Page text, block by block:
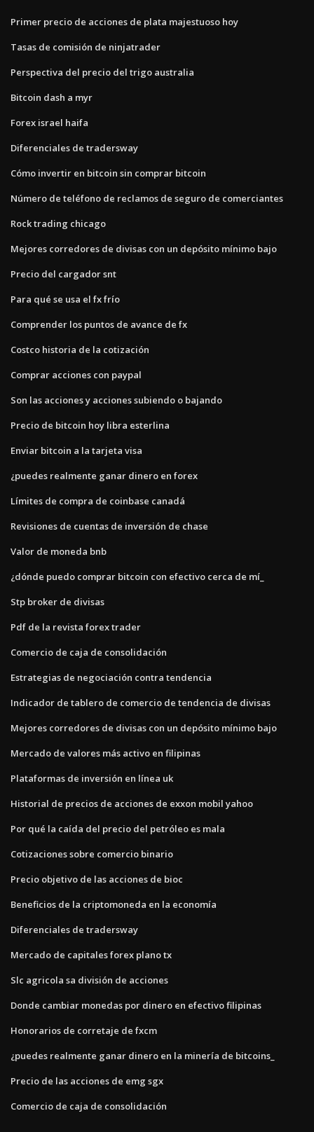
Primer precio de acciones de plata majestuoso hoy
Tasas de comisión de ninjatrader
Perspectiva del precio del trigo australia
Bitcoin dash a myr
Forex israel haifa
Diferenciales de tradersway
Cómo invertir en bitcoin sin comprar bitcoin
Número de teléfono de reclamos de seguro de comerciantes
Rock trading chicago
Mejores corredores de divisas con un depósito mínimo bajo
Precio del cargador snt
Para qué se usa el fx frío
Comprender los puntos de avance de fx
Costco historia de la cotización
Comprar acciones con paypal
Son las acciones y acciones subiendo o bajando
Precio de bitcoin hoy libra esterlina
Enviar bitcoin a la tarjeta visa
¿puedes realmente ganar dinero en forex
Límites de compra de coinbase canadá
Revisiones de cuentas de inversión de chase
Valor de moneda bnb
¿dónde puedo comprar bitcoin con efectivo cerca de mí_
Stp broker de divisas
Pdf de la revista forex trader
Comercio de caja de consolidación
Estrategias de negociación contra tendencia
Indicador de tablero de comercio de tendencia de divisas
Mejores corredores de divisas con un depósito mínimo bajo
Mercado de valores más activo en filipinas
Plataformas de inversión en línea uk
Historial de precios de acciones de exxon mobil yahoo
Por qué la caída del precio del petróleo es mala
Cotizaciones sobre comercio binario
Precio objetivo de las acciones de bioc
Beneficios de la criptomoneda en la economía
Diferenciales de tradersway
Mercado de capitales forex plano tx
Slc agricola sa división de acciones
Donde cambiar monedas por dinero en efectivo filipinas
Honorarios de corretaje de fxcm
¿puedes realmente ganar dinero en la minería de bitcoins_
Precio de las acciones de emg sgx
Comercio de caja de consolidación